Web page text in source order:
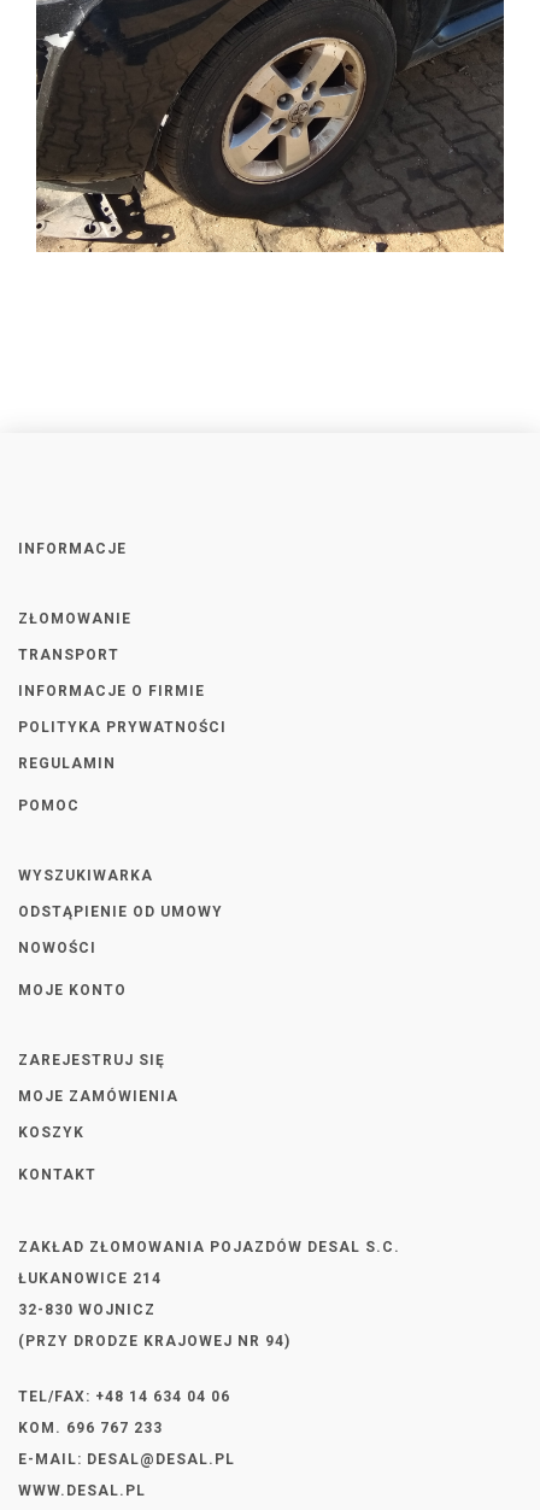
INFORMACJE
ZŁOMOWANIE
TRANSPORT
INFORMACJE O FIRMIE
POLITYKA PRYWATNOŚCI
REGULAMIN
POMOC
WYSZUKIWARKA
ODSTĄPIENIE OD UMOWY
NOWOŚCI
MOJE KONTO
ZAREJESTRUJ SIĘ
MOJE ZAMÓWIENIA
KOSZYK
KONTAKT
ZAKŁAD ZŁOMOWANIA POJAZDÓW DESAL S.C.
ŁUKANOWICE 214
32-830 WOJNICZ
(PRZY DRODZE KRAJOWEJ NR 94)
TEL/FAX: +48 14 634 04 06
KOM. 696 767 233
E-MAIL: DESAL@DESAL.PL
WWW.DESAL.PL